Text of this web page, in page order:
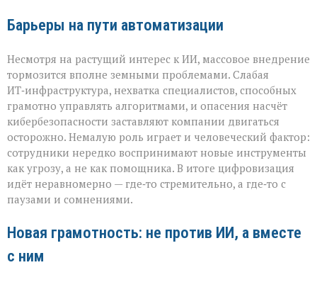
Барьеры на пути автоматизации
Несмотря на растущий интерес к ИИ, массовое внедрение
тормозится вполне земными проблемами. Слабая
ИТ‑инфраструктура, нехватка специалистов, способных
грамотно управлять алгоритмами, и опасения насчёт
кибербезопасности заставляют компании двигаться
осторожно. Немалую роль играет и человеческий фактор:
сотрудники нередко воспринимают новые инструменты
как угрозу, а не как помощника. В итоге цифровизация
идёт неравномерно — где‑то стремительно, а где‑то с
паузами и сомнениями.
Новая грамотность: не против ИИ, а вместе
с ним